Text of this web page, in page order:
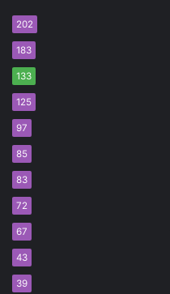
202
183
133
125
97
85
83
72
67
43
39